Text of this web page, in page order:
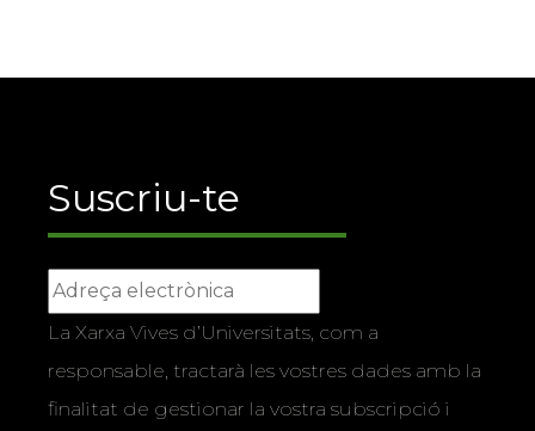
Suscriu-te
La Xarxa Vives d’Universitats, com a
responsable, tractarà les vostres dades amb la
finalitat de gestionar la vostra subscripció i